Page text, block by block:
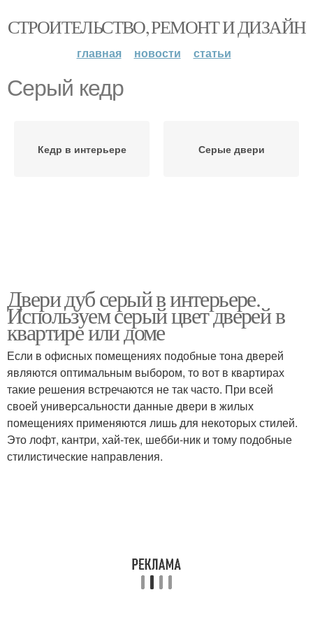
СТРОИТЕЛЬСТВО, РЕМОНТ И ДИЗАЙН
главная новости статьи
Серый кедр
Кедр в интерьере Серые двери
Двери дуб серый в интерьере.
Используем серый цвет дверей в
квартире или доме
Если в офисных помещениях подобные тона дверей
являются оптимальным выбором, то вот в квартирах
такие решения встречаются не так часто. При всей
своей универсальности данные двери в жилых
помещениях применяются лишь для некоторых стилей.
Это лофт, кантри, хай-тек, шебби-ник и тому подобные
стилистические направления.